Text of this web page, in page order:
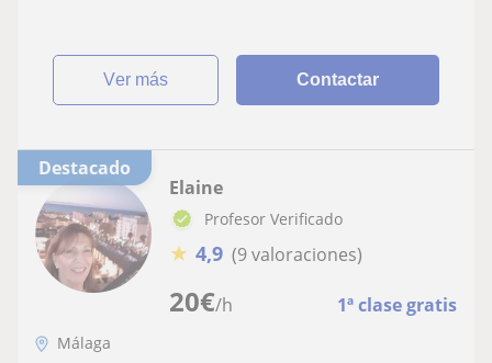
ver más Contactar
Destacado
20€/h 1ª clase gratis
Elaine
Profesor Verificado
★ 4,9 (9 valoraciones)
Málaga